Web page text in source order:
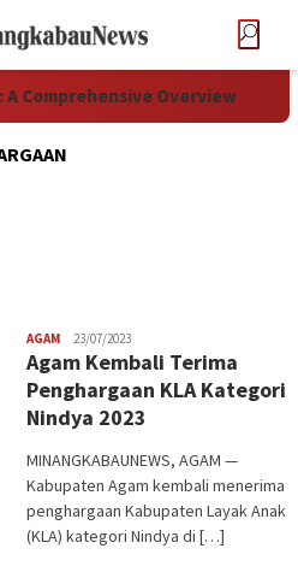
Comprehensive Overview
AGAM Redaksi
23/07/2023
Agam Kembali Terima
Penghargaan KLA Kategori
Nindya 2023
MINANGKABAUNEWS, AGAM —
Kabupaten Agam kembali menerima
penghargaan Kabupaten Layak Anak
(KLA) kategori Nindya di […]